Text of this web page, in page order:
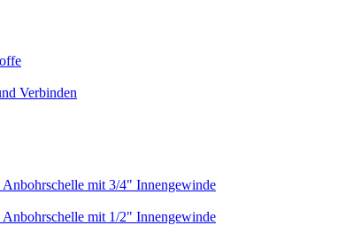
Verbinden
Anbohrschelle mit 3/4" Innengewinde
Anbohrschelle mit 1/2" Innengewinde